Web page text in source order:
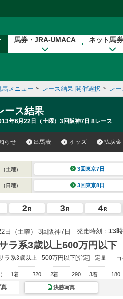
馬券・JRA-UMACA ネット馬
馬メニュー > レース結果 開催選択 > レ
ース結果
年6月22日（土曜）3回阪神7日 8レース
らせ 出馬表 オッズ 払戻金
（土曜） 3回東京7日
（日曜） 3回東京8日
日（土曜） 3回阪神7日 発走時刻： 13
ラ系3歳以上500万円以下
ラ系3歳以上 500万円以下[指定] 定量
1着 720 2着 290 3着 180
決勝写真